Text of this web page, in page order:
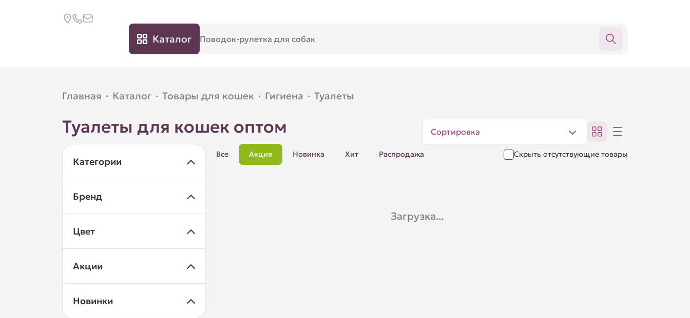
Каталог
Главная · Каталог · Товары для кошек · Гигиена · Туалеты
Туалеты для кошек оптом Сортировка
Категории
Бренд
Цвет
Акции
Новинки
Все Акция Новинка Хит Распродажа Скрыть отсутствующие товары
Загрузка...